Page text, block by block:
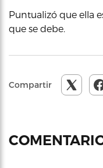
Puntualizó que ella
que se debe.
Compartir